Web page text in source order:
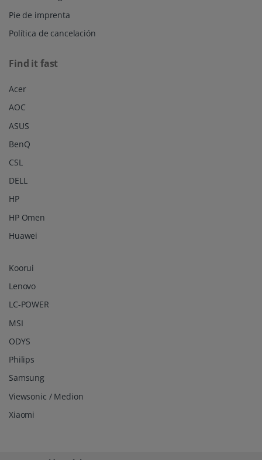
Pie de imprenta
Política de cancelación
Find it fast
Acer
AOC
ASUS
BenQ
CSL
DELL
HP
HP Omen
Huawei
Koorui
Lenovo
LC-POWER
MSI
ODYS
Philips
Samsung
Viewsonic / Medion
Xiaomi